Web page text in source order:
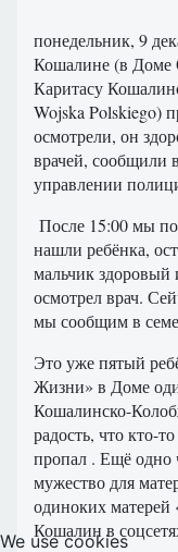
понедельник, 9
Кошалине (в Доме
Каритасу
Wojska Polskiego)
осмотрели, он
врачей, сообщили
управлении
После 15:00 мы
нашли ребёнка,
мальчик
осмотрел врач.
мы сообщим в
Это уже пятый
Жизни» в Доме
Кошалинско-
радость, что кто-
пропал . Ещё
мужество для
одиноких
Кошалин в
We use cookies